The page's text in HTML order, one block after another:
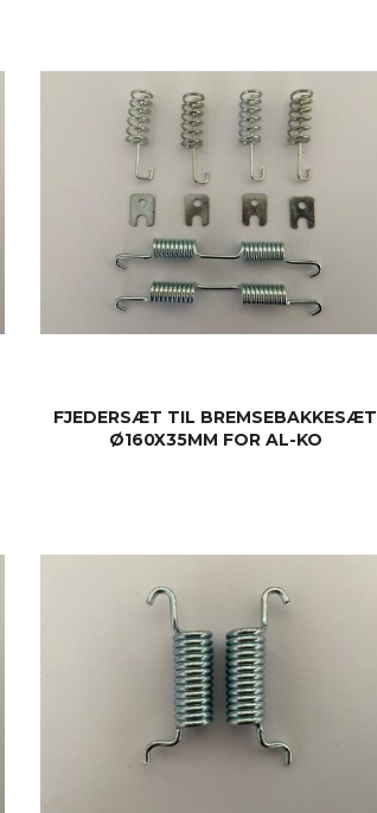
FJEDERSÆT TIL BREMSEBAKKESÆT
Ø160X35MM FOR AL-KO